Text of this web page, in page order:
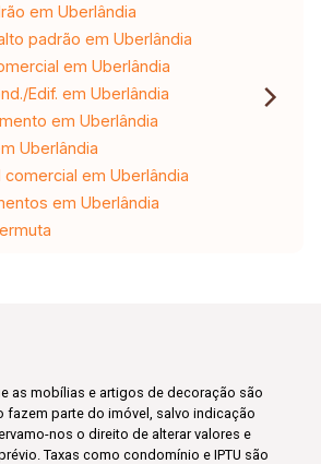
em Uberlândia
padrão em Uberlândia
em Uberlândia
Edif. em Uberlândia
em Uberlândia
Uberlândia
em Uberlândia
em Uberlândia
as mobílias e artigos de decoração são
fazem parte do imóvel, salvo indicação
nos o direito de alterar valores e
Taxas como condomínio e IPTU são